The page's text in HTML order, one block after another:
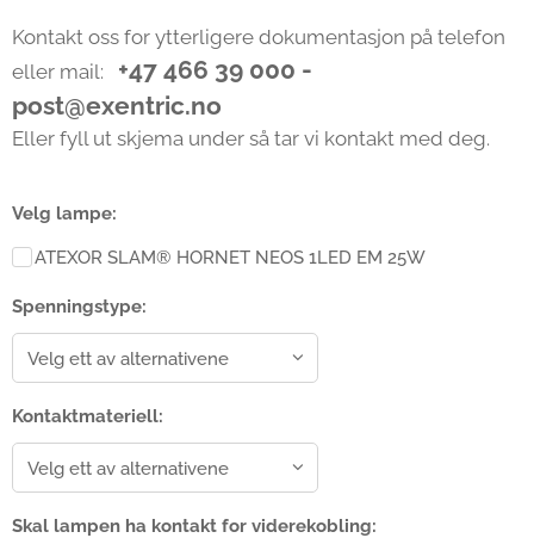
Kontakt oss for ytterligere dokumentasjon på telefon
eller mail: +47 466 39 000 -
post@exentric.no
Eller fyll ut skjema under så tar vi kontakt med deg.
Velg lampe:
ATEXOR SLAM® HORNET NEOS 1LED EM 25W
Spenningstype:
Kontaktmateriell:
Skal lampen ha kontakt for viderekobling: